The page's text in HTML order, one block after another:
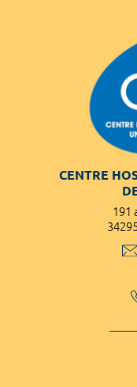
CENTRE
191